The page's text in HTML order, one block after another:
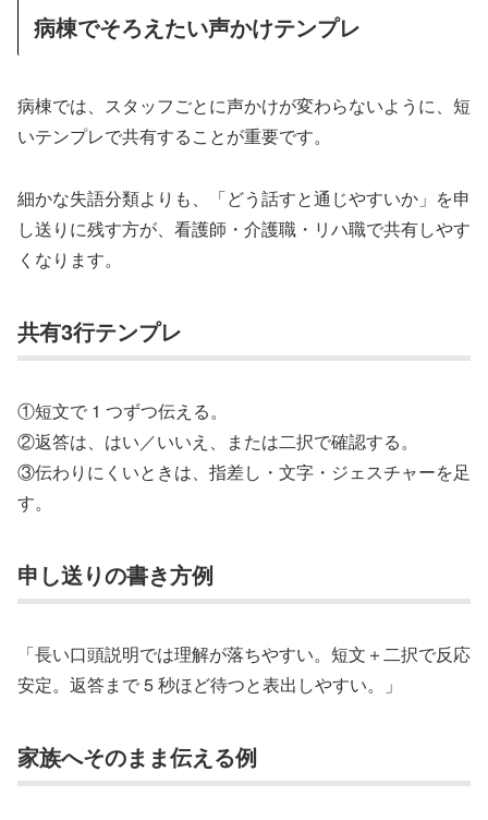
病棟でそろえたい声かけテンプレ
病棟では、スタッフごとに声かけが変わらないように、短
いテンプレで共有することが重要です。
細かな失語分類よりも、「どう話すと通じやすいか」を申
し送りに残す方が、看護師・介護職・リハ職で共有しやす
くなります。
共有3行テンプレ
①短文で 1 つずつ伝える。
②返答は、はい／いいえ、または二択で確認する。
③伝わりにくいときは、指差し・文字・ジェスチャーを足
す。
申し送りの書き方例
「長い口頭説明では理解が落ちやすい。短文＋二択で反応
安定。返答まで 5 秒ほど待つと表出しやすい。」
家族へそのまま伝える例